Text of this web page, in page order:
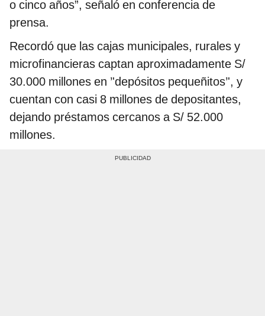
o cinco años”, señaló en conferencia de
prensa.
Recordó que las cajas municipales, rurales y
microfinancieras captan aproximadamente S/
30.000 millones en ’'depósitos pequeñitos’', y
cuentan con casi 8 millones de depositantes,
dejando préstamos cercanos a S/ 52.000
millones.